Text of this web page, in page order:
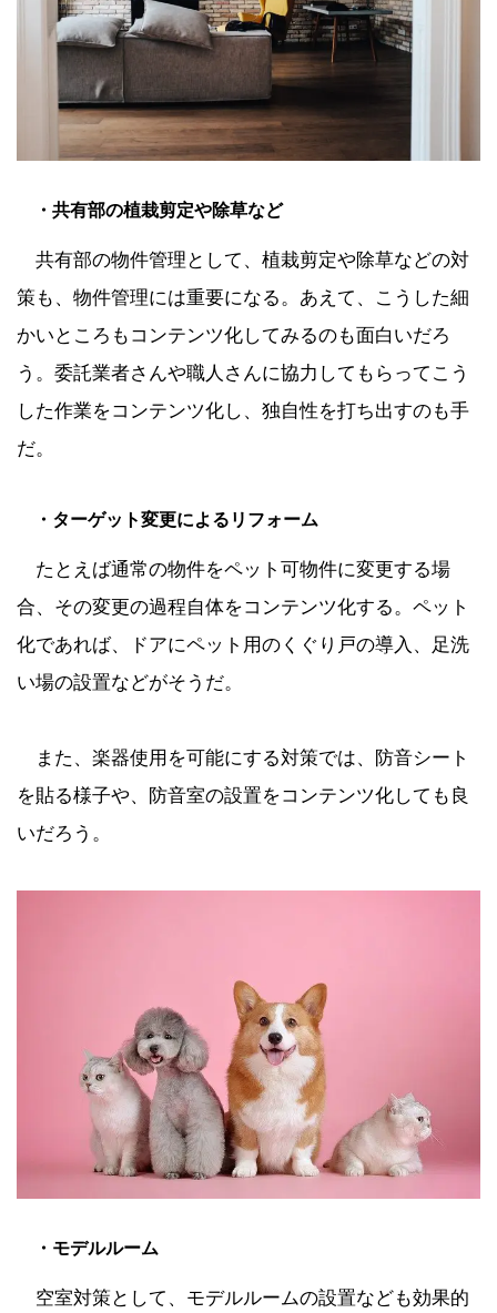
・共有部の植栽剪定や除草など
共有部の物件管理として、植栽剪定や除草などの対
策も、物件管理には重要になる。あえて、こうした細
かいところもコンテンツ化してみるのも面白いだろ
う。委託業者さんや職人さんに協力してもらってこう
した作業をコンテンツ化し、独自性を打ち出すのも手
だ。
・ターゲット変更によるリフォーム
たとえば通常の物件をペット可物件に変更する場
合、その変更の過程自体をコンテンツ化する。ペット
化であれば、ドアにペット用のくぐり戸の導入、足洗
い場の設置などがそうだ。
また、楽器使用を可能にする対策では、防音シート
を貼る様子や、防音室の設置をコンテンツ化しても良
いだろう。
・モデルルーム
空室対策として、モデルルームの設置なども効果的